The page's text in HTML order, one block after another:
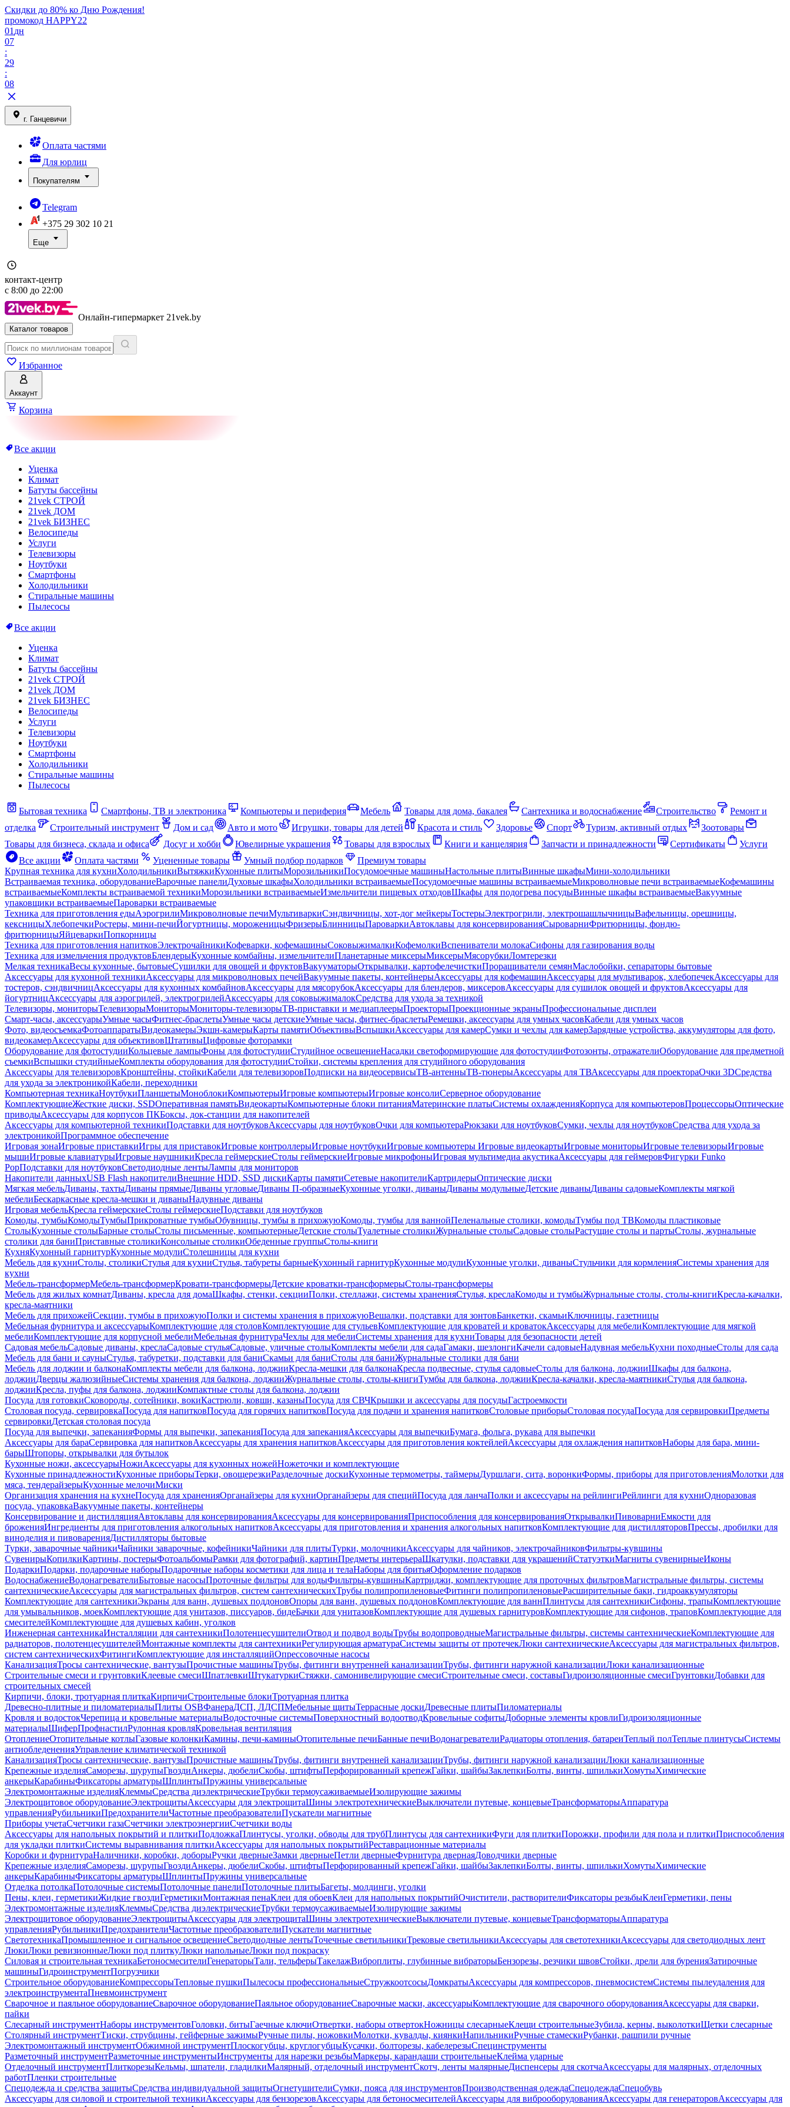
Скидки до 80% ко Дню Рождения!
промокод HAPPY22
01 дн
07
:
29
:
08
г. Ганцевичи
Оплата частями
Для юрлиц
Покупателям
Telegram
+375 29 302 10 21
Еще
контакт-центр
с 8:00 до 22:00
Онлайн-гипермаркет 21vek.by
Каталог товаров
Избранное
Аккаунт
Корзина
Все акции
Уценка
Климат
Батуты бассейны
21vek СТРОЙ
21vek ДОМ
21vek БИЗНЕС
Велосипеды
Услуги
Телевизоры
Ноутбуки
Смартфоны
Холодильники
Стиральные машины
Пылесосы
Все акции
Уценка
Климат
Батуты бассейны
21vek СТРОЙ
21vek ДОМ
21vek БИЗНЕС
Велосипеды
Услуги
Телевизоры
Ноутбуки
Смартфоны
Холодильники
Стиральные машины
Пылесосы
Бытовая техника Смартфоны, ТВ и электроника Компьютеры и периферия Мебель Товары для дома, бакалея Сантехника и водоснабжение Строительство
Ремонт и
отделка
Строительный инструмент Дом и сад Авто и мото Игрушки, товары для детей Красота и стиль Здоровье Спорт Туризм, активный отдых
Зоотовары
Товары для бизнеса, склада и офиса
Досуг и хобби Ювелирные украшения Товары для взрослых Книги и канцелярия Запчасти и принадлежности Сертификаты
Услуги
Все акции
Оплата частями Уцененные товары Умный подбор подарков
Премиум товары
Крупная техника для кухниХолодильникиВытяжкиКухонные плитыМорозильникиПосудомоечные машиныНастольные плитыВинные шкафыМини-холодильники
Встраиваемая техника, оборудованиеВарочные панелиДуховые шкафыХолодильники встраиваемыеПосудомоечные машины встраиваемыеМикроволновые печи встраиваемыеКофемашины
встраиваемыеКомплекты встраиваемой техникиМорозильники встраиваемыеИзмельчители пищевых отходовШкафы для подогрева посудыВинные шкафы встраиваемыеВакуумные
упаковщики встраиваемыеПароварки встраиваемые
Техника для приготовления едыАэрогрилиМикроволновые печиМультиваркиСэндвичницы, хот-дог мейкерыТостерыЭлектрогрили, электрошашлычницыВафельницы, орешницы,
кексницыХлебопечкиРостеры, мини-печиЙогуртницы, мороженицыФризерыБлинницыПароваркиАвтоклавы для консервированияСыроварниФритюрницы, фондю-
фритюрницыЯйцеваркиПопкорницы
Техника для приготовления напитковЭлектрочайникиКофеварки, кофемашиныСоковыжималкиКофемолкиВспениватели молокаСифоны для газирования воды
Техника для измельчения продуктовБлендерыКухонные комбайны, измельчителиПланетарные миксерыМиксерыМясорубкиЛомтерезки
Мелкая техникаВесы кухонные, бытовыеСушилки для овощей и фруктовВакууматорыОткрывалки, картофелечисткиПроращиватели семянМаслобойки, сепараторы бытовые
Аксессуары для кухонной техникиАксессуары для микроволновых печейВакуумные пакеты, контейнерыАксессуары для кофемашинАксессуары для мультиварок, хлебопечекАксессуары для
тостеров, сэндвичницАксессуары для кухонных комбайновАксессуары для мясорубокАксессуары для блендеров, миксеровАксессуары для сушилок овощей и фруктовАксессуары для
йогуртницАксессуары для аэрогрилей, электрогрилейАксессуары для соковыжималокСредства для ухода за техникой
Телевизоры, мониторыТелевизорыМониторыМониторы-телевизорыТВ-приставки и медиаплеерыПроекторыПроекционные экраныПрофессиональные дисплеи
Смарт-часы, аксессуарыУмные часыФитнес-браслетыУмные часы детскиеУмные часы, фитнес-браслетыРемешки, аксессуары для умных часовКабели для умных часов
Фото, видеосъемкаФотоаппаратыВидеокамерыЭкшн-камерыКарты памятиОбъективыВспышкиАксессуары для камерСумки и чехлы для камерЗарядные устройства, аккумуляторы для фото,
видеокамерАксессуары для объективовШтативыЦифровые фоторамки
Оборудование для фотостудииКольцевые лампыФоны для фотостудииСтудийное освещениеНасадки светоформирующие для фотостудииФотозонты, отражателиОборудование для предметной
съемкиВспышки студийныеКомплекты оборудования для фотостудииСтойки, системы крепления для студийного оборудования
Аксессуары для телевизоровКронштейны, стойкиКабели для телевизоровПодписки на видеосервисыТВ-антенныТВ-тюнерыАксессуары для ТВАксессуары для проектораОчки 3DСредства
для ухода за электроникойКабели, переходники
Компьютерная техникаНоутбукиПланшетыМоноблокиКомпьютерыИгровые компьютерыИгровые консолиСерверное оборудование
КомплектующиеЖесткие диски, SSDОперативная памятьВидеокартыКомпьютерные блоки питанияМатеринские платыСистемы охлажденияКорпуса для компьютеровПроцессорыОптические
приводыАксессуары для корпусов ПКБоксы, док-станции для накопителей
Аксессуары для компьютерной техникиПодставки для ноутбуковАксессуары для ноутбуковОчки для компьютераРюкзаки для ноутбуковСумки, чехлы для ноутбуковСредства для ухода за
электроникойПрограммное обеспечение
Игровая зонаИгровые приставкиИгры для приставокИгровые контроллерыИгровые ноутбукиИгровые компьютеры Игровые видеокартыИгровые мониторыИгровые телевизорыИгровые
мышиИгровые клавиатурыИгровые наушникиКресла геймерскиеСтолы геймерскиеИгровые микрофоныИгровая мультимедиа акустикаАксессуары для геймеровФигурки Funko
PopПодставки для ноутбуковСветодиодные лентыЛампы для мониторов
Накопители данныхUSB Flash накопителиВнешние HDD, SSD дискиКарты памятиСетевые накопителиКартридерыОптические диски
Мягкая мебельДиваны, тахтыДиваны прямыеДиваны угловыеДиваны П-образныеКухонные уголки, диваныДиваны модульныеДетские диваныДиваны садовыеКомплекты мягкой
мебелиБескаркасные кресла-мешки и диваныНадувные диваны
Игровая мебельКресла геймерскиеСтолы геймерскиеПодставки для ноутбуков
Комоды, тумбыКомодыТумбыПрикроватные тумбыОбувницы, тумбы в прихожуюКомоды, тумбы для ваннойПеленальные столики, комодыТумбы под ТВКомоды пластиковые
СтолыКухонные столыБарные столыСтолы письменные, компьютерныеДетские столыТуалетные столикиЖурнальные столыСадовые столыРастущие столы и партыСтолы, журнальные
столики для баниПриставные столикиКонсольные столикиОбеденные группыСтолы-книги
КухняКухонный гарнитурКухонные модулиСтолешницы для кухни
Мебель для кухниСтолы, столикиСтулья для кухниСтулья, табуреты барныеКухонный гарнитурКухонные модулиКухонные уголки, диваныСтульчики для кормленияСистемы хранения для
кухни
Мебель-трансформерМебель-трансформерКровати-трансформерыДетские кроватки-трансформерыСтолы-трансформеры
Мебель для жилых комнатДиваны, кресла для домаШкафы, стенки, секцииПолки, стеллажи, системы храненияСтулья, креслаКомоды и тумбыЖурнальные столы, столы-книгиКресла-качалки,
кресла-маятники
Мебель для прихожейСекции, тумбы в прихожуюПолки и системы хранения в прихожуюВешалки, подставки для зонтовБанкетки, скамьиКлючницы, газетницы
Мебельная фурнитура и аксессуарыКомплектующие для столовКомплектующие для стульевКомплектующие для кроватей и кроватокАксессуары для мебелиКомплектующие для мягкой
мебелиКомплектующие для корпусной мебелиМебельная фурнитураЧехлы для мебелиСистемы хранения для кухниТовары для безопасности детей
Садовая мебельСадовые диваны, креслаСадовые стульяСадовые, уличные столыКомплекты мебели для садаГамаки, шезлонгиКачели садовыеНадувная мебельКухни походныеСтолы для сада
Мебель для бани и сауныСтулья, табуретки, подставки для баниСкамьи для баниСтолы для баниЖурнальные столики для бани
Мебель для лоджии и балконаКомплекты мебели для балкона, лоджииКресла-мешки для балконаКресла подвесные, стулья садовыеСтолы для балкона, лоджииШкафы для балкона,
лоджииДверцы жалюзийныеСистемы хранения для балкона, лоджииЖурнальные столы, столы-книгиТумбы для балкона, лоджииКресла-качалки, кресла-маятникиСтулья для балкона,
лоджииКресла, пуфы для балкона, лоджииКомпактные столы для балкона, лоджии
Посуда для готовкиСковороды, сотейники, вокиКастрюли, ковши, казаныПосуда для СВЧКрышки и аксессуары для посудыГастроемкости
Столовая посуда, сервировкаПосуда для напитковПосуда для горячих напитковПосуда для подачи и хранения напитковСтоловые приборыСтоловая посудаПосуда для сервировкиПредметы
сервировкиДетская столовая посуда
Посуда для выпечки, запеканияФормы для выпечки, запеканияПосуда для запеканияАксессуары для выпечкиБумага, фольга, рукава для выпечки
Аксессуары для бараСервировка для напитковАксессуары для хранения напитковАксессуары для приготовления коктейлейАксессуары для охлаждения напитковНаборы для бара, мини-
барыШтопоры, открывалки для бутылок
Кухонные ножи, аксессуарыНожиАксессуары для кухонных ножейНожеточки и комплектующие
Кухонные принадлежностиКухонные приборыТерки, овощерезкиРазделочные доскиКухонные термометры, таймерыДуршлаги, сита, воронкиФормы, приборы для приготовленияМолотки для
мяса, тендерайзерыКухонные мелочиМиски
Организация хранения на кухнеПосуда для храненияОрганайзеры для кухниОрганайзеры для специйПосуда для ланчаПолки и аксессуары на рейлингиРейлинги для кухниОдноразовая
посуда, упаковкаВакуумные пакеты, контейнеры
Консервирование и дистилляцияАвтоклавы для консервированияАксессуары для консервированияПриспособления для консервированияОткрывалкиПивоварниЕмкости для
броженияИнгредиенты для приготовления алкогольных напитковАксессуары для приготовления и хранения алкогольных напитковКомплектующие для дистилляторовПрессы, дробилки для
виноделия и пивоваренияДистилляторы бытовые
Турки, заварочные чайникиЧайники заварочные, кофейникиЧайники для плитыТурки, молочникиАксессуары для чайников, электрочайниковФильтры-кувшины
СувенирыКопилкиКартины, постерыФотоальбомыРамки для фотографий, картинПредметы интерьераШкатулки, подставки для украшенийСтатуэткиМагниты сувенирныеИконы
ПодаркиПодарки, подарочные наборыПодарочные наборы косметики для лица и телаНаборы для бритьяОформление подарков
ВодоснабжениеВодонагревателиБытовые насосыПроточные фильтры для водыФильтры-кувшиныКартриджи, комплектующие для проточных фильтровМагистральные фильтры, системы
сантехническиеАксессуары для магистральных фильтров, систем сантехническихТрубы полипропиленовыеФитинги полипропиленовыеРасширительные баки, гидроаккумуляторы
Комплектующие для сантехникиЭкраны для ванн, душевых поддоновОпоры для ванн, душевых поддоновКомплектующие для ваннПлинтусы для сантехникиСифоны, трапыКомплектующие
для умывальников, моекКомплектующие для унитазов, писсуаров, бидеБачки для унитазовКомплектующие для душевых гарнитуровКомплектующие для сифонов, траповКомплектующие для
смесителейКомплектующие для душевых кабин, уголков
Инженерная сантехникаИнсталляции для сантехникиПолотенцесушителиОтвод и подвод водыТрубы водопроводныеМагистральные фильтры, системы сантехническиеКомплектующие для
радиаторов, полотенцесушителейМонтажные комплекты для сантехникиРегулирующая арматураСистемы защиты от протечекЛюки сантехническиеАксессуары для магистральных фильтров,
систем сантехническихФитингиКомплектующие для инсталляцийОпрессовочные насосы
КанализацияТросы сантехнические, вантузыПрочистные машиныТрубы, фитинги внутренней канализацииТрубы, фитинги наружной канализацииЛюки канализационные
Строительные смеси и грунтовкиКлеевые смесиШпатлевкиШтукатуркиСтяжки, самонивелирующие смесиСтроительные смеси, составыГидроизоляционные смесиГрунтовкиДобавки для
строительных смесей
Кирпичи, блоки, тротуарная плиткаКирпичиСтроительные блокиТротуарная плитка
Древесно-плитные и пиломатериалыПлиты OSBФанераДСП, ЛДСПМебельные щитыТеррасные доскиДревесные плитыПиломатериалы
Кровля и водостокЧерепица и кровельные материалыВодосточные системыПоверхностный водоотводКровельные софитыДоборные элементы кровлиГидроизоляционные
материалыШиферПрофнастилРулонная кровляКровельная вентиляция
ОтоплениеОтопительные котлыГазовые колонкиКамины, печи-каминыОтопительные печиБанные печиВодонагревателиРадиаторы отопления, батареиТеплый полТеплые плинтусыСистемы
антиобледененияУправление климатической техникой
КанализацияТросы сантехнические, вантузыПрочистные машиныТрубы, фитинги внутренней канализацииТрубы, фитинги наружной канализацииЛюки канализационные
Крепежные изделияСаморезы, шурупыГвоздиАнкеры, дюбелиСкобы, штифтыПерфорированный крепежГайки, шайбыЗаклепкиБолты, винты, шпилькиХомутыХимические
анкерыКарабиныФиксаторы арматурыШплинтыПружины универсальные
Электромонтажные изделияКлеммыСредства диэлектрическиеТрубки термоусаживаемыеИзолирующие зажимы
Электрощитовое оборудованиеЭлектрощитыАксессуары для электрощитаШины электротехническиеВыключатели путевые, концевыеТрансформаторыАппаратура
управленияРубильникиПредохранителиЧастотные преобразователиПускатели магнитные
Приборы учетаСчетчики газаСчетчики электроэнергииСчетчики воды
Аксессуары для напольных покрытий и плиткиПодложкаПлинтусы, уголки, обводы для трубПлинтусы для сантехникиФуги для плиткиПорожки, профили для пола и плиткиПриспособления
для укладки плиткиСистемы выравнивания плиткиАксессуары для напольных покрытийРеставрационные материалы
Коробки и фурнитураНаличники, коробки, доборыРучки дверныеЗамки дверныеПетли дверныеФурнитура двернаяДоводчики дверные
Крепежные изделияСаморезы, шурупыГвоздиАнкеры, дюбелиСкобы, штифтыПерфорированный крепежГайки, шайбыЗаклепкиБолты, винты, шпилькиХомутыХимические
анкерыКарабиныФиксаторы арматурыШплинтыПружины универсальные
Отделка потолкаПотолочные системыПотолочные панелиПотолочные плитыБагеты, молдинги, уголки
Пены, клеи, герметикиЖидкие гвоздиГерметикиМонтажная пенаКлеи для обоевКлеи для напольных покрытийОчистители, растворителиФиксаторы резьбыКлеиГерметики, пены
Электромонтажные изделияКлеммыСредства диэлектрическиеТрубки термоусаживаемыеИзолирующие зажимы
Электрощитовое оборудованиеЭлектрощитыАксессуары для электрощитаШины электротехническиеВыключатели путевые, концевыеТрансформаторыАппаратура
управленияРубильникиПредохранителиЧастотные преобразователиПускатели магнитные
СветотехникаПромышленное и сигнальное освещениеСветодиодные лентыТочечные светильникиТрековые светильникиАксессуары для светотехникиАксессуары для светодиодных лент
ЛюкиЛюки ревизионныеЛюки под плиткуЛюки напольныеЛюки под покраску
Силовая и строительная техникаБетоносмесителиГенераторыТали, тельферыТакелажВиброплиты, глубинные вибраторыБензорезы, резчики швовСтойки, дрели для буренияЗатирочные
машиныГидроинструментПогрузчики
Строительное оборудованиеКомпрессорыТепловые пушкиПылесосы профессиональныеСтружкоотсосыДомкратыАксессуары для компрессоров, пневмосистемСистемы пылеудаления для
электроинструментаПневмоинструмент
Сварочное и паяльное оборудованиеСварочное оборудованиеПаяльное оборудованиеСварочные маски, аксессуарыКомплектующие для сварочного оборудованияАксессуары для сварки,
пайки
Слесарный инструментНаборы инструментовГоловки, битыГаечные ключиОтвертки, наборы отвертокНожницы слесарныеКлещи строительныеЗубила, керны, выколоткиЩетки слесарные
Столярный инструментТиски, струбцины, гейферные зажимыРучные пилы, ножовкиМолотки, кувалды, киянкиНапильникиРучные стамескиРубанки, рашпили ручные
Электромонтажный инструментОбжимной инструментПлоскогубцы, круглогубцыКусачки, болторезы, кабелерезыСпецинструменты
Разметочный инструментРазметочные инструментыИнструменты для нарезки резьбыМаркеры, карандаши строительныеКлейма ударные
Отделочный инструментПлиткорезыКельмы, шпатели, гладилкиМалярный, отделочный инструментСкотч, ленты малярныеДиспенсеры для скотчаАксессуары для малярных, отделочных
работПленки строительные
Спецодежда и средства защитыСредства индивидуальной защитыОгнетушителиСумки, пояса для инструментовПроизводственная одеждаСпецодеждаСпецобувь
Аксессуары для силовой и строительной техникиАксессуары для бензорезовАксессуары для бетоносмесителейАксессуары для виброоборудованияАксессуары для генераторовАксессуары для